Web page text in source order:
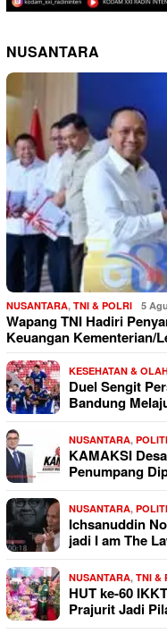
NUSANTARA
NUSANTARA, TNI & POLRI 5
Wapang TNI Hadiri
Keuangan Kementerian/
KESEHATAN &
Duel Sengit
Bandung
NUSANTARA,
KAMAKSI
Penumpang
NUSANTARA,
Ichsanuddin
jadi I am The
NUSANTARA, TNI &
HUT ke-60
Prajurit Jadi